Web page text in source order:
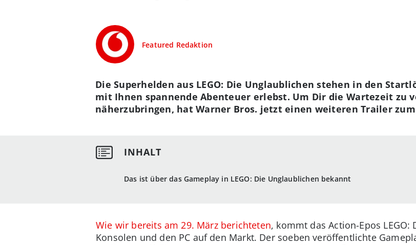
Featured Redaktion
Das ist über das Gameplay in LEGO: Die Unglaublichen bekannt
Die Superhelden aus LEGO: Die Unglaublichen stehen in den
mit Ihnen spannende Abenteuer erlebst. Um Dir die Wartezeit zu
näherzubringen, hat Warner Bros. jetzt einen weiteren Trailer
Wie wir bereits am 29. März berichteten, kommt das Action-Epos
Konsolen und den PC auf den Markt. Der soeben veröffentlichte